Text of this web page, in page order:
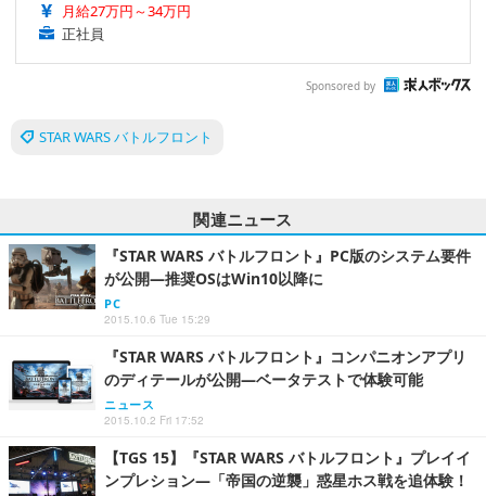
月給27万円～34万円
正社員
Sponsored by
STAR WARS バトルフロント
関連ニュース
『STAR WARS バトルフロント』PC版のシステム要件
が公開―推奨OSはWin10以降に
PC
2015.10.6 Tue 15:29
『STAR WARS バトルフロント』コンパニオンアプリ
のディテールが公開―ベータテストで体験可能
ニュース
2015.10.2 Fri 17:52
【TGS 15】『STAR WARS バトルフロント』プレイイ
ンプレション―「帝国の逆襲」惑星ホス戦を追体験！